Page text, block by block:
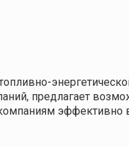
предлагает
эффективно